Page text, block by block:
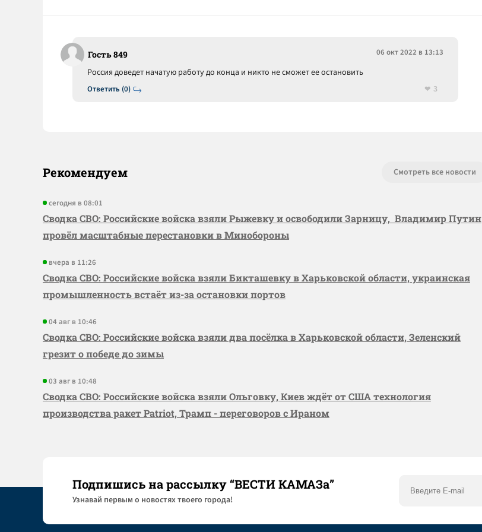
Гость 849 06 окт 2022 в 13:13
Ответить (0)
Россия доведет начатую работу до конца и никто не сможет ее остановить
3
Рекомендуем Смотреть все новости
сегодня в 08:01
Сводка СВО: Российские войска взяли Рыжевку и освободили Зарницу, Владимир Путин
провёл масштабные перестановки в Минобороны
вчера в 11:26
Сводка СВО: Российские войска взяли Бикташевку в Харьковской области, украинская
промышленность встаёт из-за остановки портов
04 авг в 10:46
Сводка СВО: Российские войска взяли два посёлка в Харьковской области, Зеленский
грезит о победе до зимы
03 авг в 10:48
Сводка СВО: Российские войска взяли Ольговку, Киев ждёт от США технология
производства ракет Patriot, Трамп - переговоров с Ираном
Подпишись на рассылку “ВЕСТИ КАМАЗа”
Узнaвай первым о новостях твоего города!